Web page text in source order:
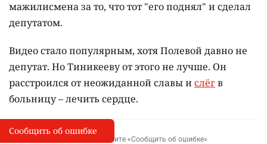
мажилисмена за то, что тот "его поднял" и сделал
депутатом.
Видео стало популярным, хотя Полевой давно не
депутат. Но Тиникееву от этого не лучше. Он
расстроился от неожиданной славы ислёгв
больницу – лечить сердце.
I
Сообщить об опечатке
Выделите фрагмент и нажмите «Сообщить об ошибке»
Сообщить об ошибке